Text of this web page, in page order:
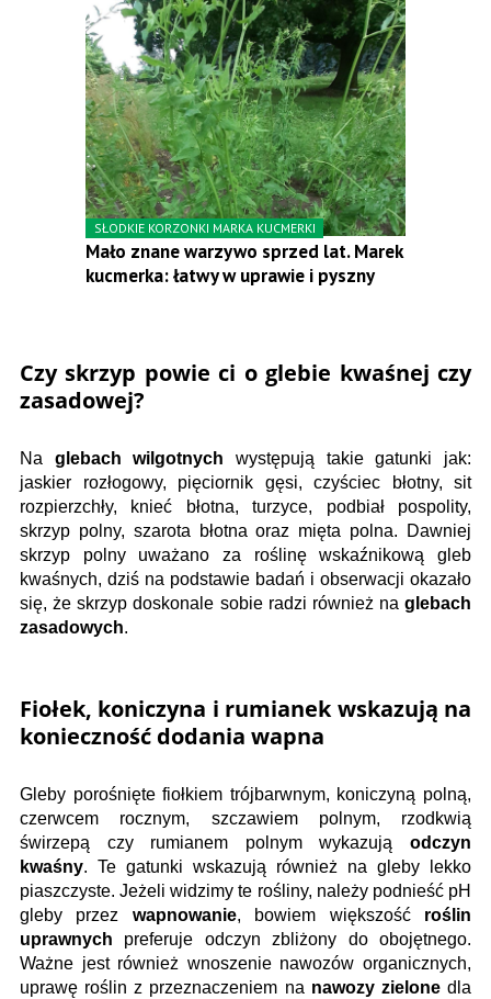
SŁODKIE KORZONKI MARKA KUCMERKI
Mało znane warzywo sprzed lat. Marek
kucmerka: łatwy w uprawie i pyszny
Czy skrzyp powie ci o glebie kwaśnej czy
zasadowej?
Na glebach wilgotnych występują takie gatunki jak:
jaskier rozłogowy, pięciornik gęsi, czyściec błotny, sit
rozpierzchły, knieć błotna, turzyce, podbiał pospolity,
skrzyp polny, szarota błotna oraz mięta polna. Dawniej
skrzyp polny uważano za roślinę wskaźnikową gleb
kwaśnych, dziś na podstawie badań i obserwacji okazało
się, że skrzyp doskonale sobie radzi również na glebach
zasadowych.
Fiołek, koniczyna i rumianek wskazują na
konieczność dodania wapna
Gleby porośnięte fiołkiem trójbarwnym, koniczyną polną,
czerwcem rocznym, szczawiem polnym, rzodkwią
świrzepą czy rumianem polnym wykazują odczyn
kwaśny. Te gatunki wskazują również na gleby lekko
piaszczyste. Jeżeli widzimy te rośliny, należy podnieść pH
gleby przez wapnowanie, bowiem większość roślin
uprawnych preferuje odczyn zbliżony do obojętnego.
Ważne jest również wnoszenie nawozów organicznych,
uprawę roślin z przeznaczeniem na nawozy zielonedla